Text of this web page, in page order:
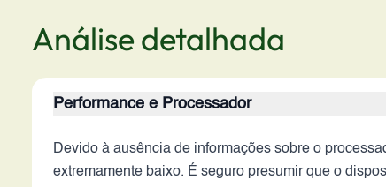
Análise detalhada
Performance e Processador
Devido à ausência de informações sobre o
extremamente baixo. É seguro presumir que o